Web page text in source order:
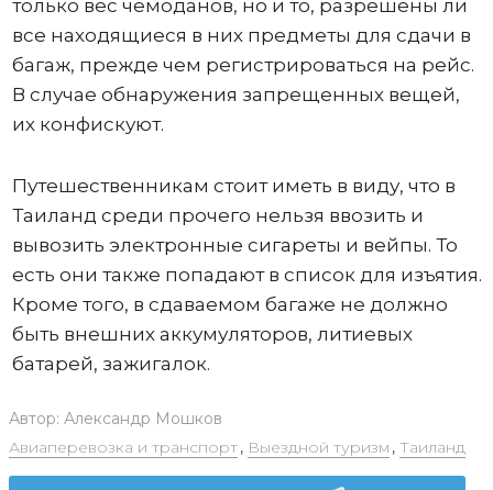
только вес чемоданов, но и то, разрешены ли
все находящиеся в них предметы для сдачи в
багаж, прежде чем регистрироваться на рейс.
В случае обнаружения запрещенных вещей,
их конфискуют.
Путешественникам стоит иметь в виду, что в
Таиланд среди прочего нельзя ввозить и
вывозить электронные сигареты и вейпы. То
есть они также попадают в список для изъятия.
Кроме того, в сдаваемом багаже не должно
быть внешних аккумуляторов, литиевых
батарей, зажигалок.
Автор: Александр Мошков
Авиаперевозка и транспорт, Выездной туризм , Таиланд